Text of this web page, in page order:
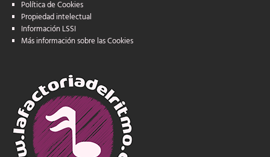
Política de Cookies
Propiedad intelectual
Información LSSI
Más información sobre las Cookies